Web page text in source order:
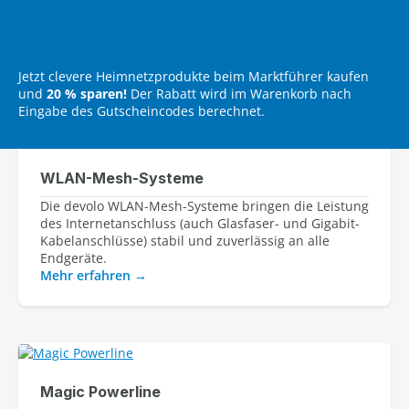
Jetzt clevere Heimnetzprodukte beim Marktführer kaufen
und 20 % sparen! Der Rabatt wird im Warenkorb nach
Eingabe des Gutscheincodes berechnet.
WLAN-Mesh-Systeme
Die devolo WLAN-Mesh-Systeme bringen die Leistung
des Internetanschluss (auch Glasfaser- und Gigabit-
Kabelanschlüsse) stabil und zuverlässig an alle
Mehr erfahren
Magic Powerline